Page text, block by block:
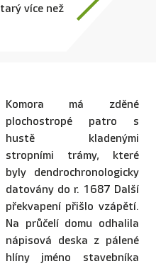
více než
Komora má zděné
plochostropé patro s
hustě kladenými
stropními trámy, které
byly dendrochronologicky
datovány do r. 1687 Další
překvapení přišlo vzápětí.
Na průčelí domu odhalila
nápisová deska z pálené
hlíny jméno stavebníka